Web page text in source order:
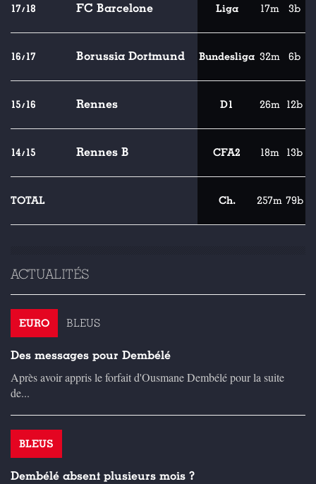
17/18 FC Barcelone Liga 17m 3b
16/17 Borussia Dortmund Bundesliga 32m 6b
15/16 Rennes D1 26m 12b
14/15 Rennes B CFA2 18m 13b
TOTAL Ch. 257m 79b
ACTUALITÉS
EURO BLEUS
Des messages pour Dembélé
Après avoir appris le forfait d'Ousmane Dembélé pour la suite
de...
BLEUS
Dembélé absent plusieurs mois ?